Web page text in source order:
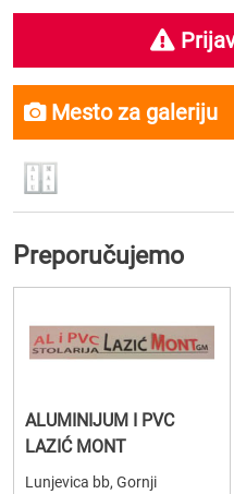
Mesto za galeriju
Preporučujemo
ALUMINIJUM I PVC
LAZIĆ MONT
Lunjevica bb, Gornji